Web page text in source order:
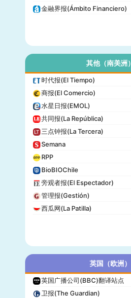
金融界报(Ámbito Financiero)
其他（南美洲）
时代报(El Tiempo)
商报(El Comercio)
水星日报(EMOL)
共同报(La República)
三点钟报(La Tercera)
Semana
RPP
BioBIOChile
旁观者报(El Espectador)
管理报(Gestión)
西瓜网(La Patilla)
英国（欧洲）
英国广播公司(BBC)翻译站点
卫报(The Guardian)